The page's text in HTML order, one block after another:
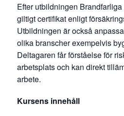
Efter utbildningen
giltigt certifikat enligt
Utbildningen är också
olika branscher exempelvis
Deltagaren får förståelse för
arbetsplats och kan direkt
arbete.
Kursens innehåll